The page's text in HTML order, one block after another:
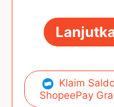
Klaim
ShopeePay